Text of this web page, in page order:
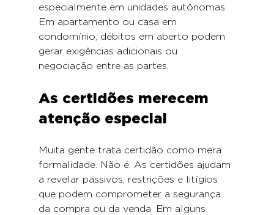
especialmente em unidades autônomas.
Em apartamento ou casa em
condomínio, débitos em aberto podem
gerar exigências adicionais ou
negociação entre as partes.
As certidões merecem
atenção especial
Muita gente trata certidão como mera
formalidade. Não é. As certidões ajudam
a revelar passivos, restrições e litígios
que podem comprometer a segurança
da compra ou da venda. Em alguns